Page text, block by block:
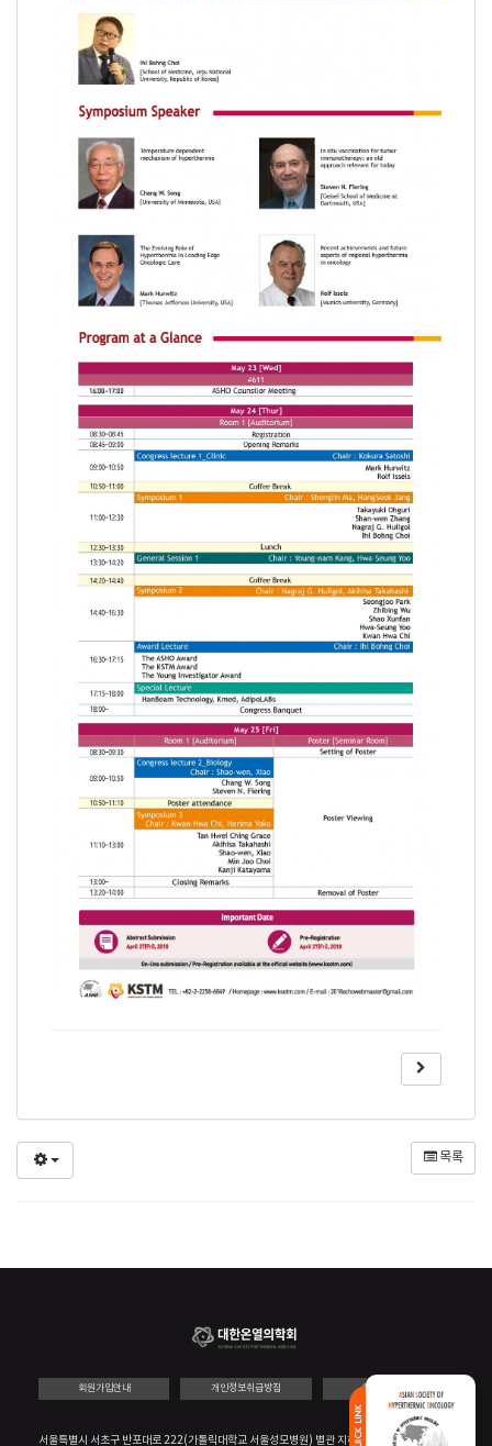
PARTNER
목록
회원가입안내 개인정보취급방침 회원가입약관
서울특별시 서초구 반포대로 222(가톨릭대학교 서울성모병원) 별관 지하1층 첨단융복합방사